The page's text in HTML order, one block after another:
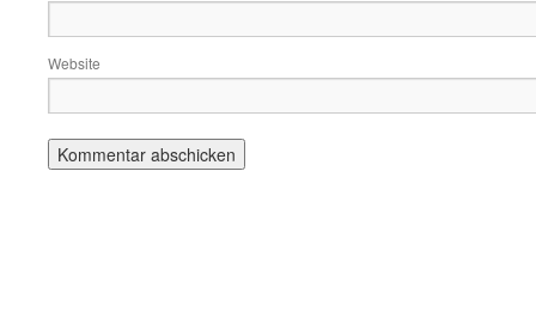
Website